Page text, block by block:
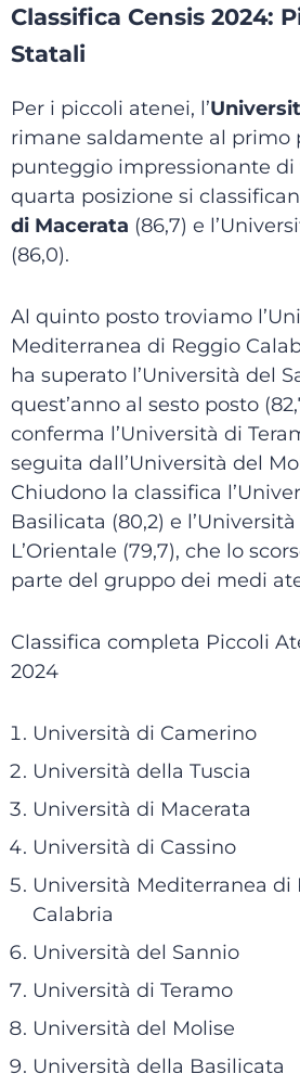
Classifica Censis 2024:
Statali
Per i piccoli atenei, l’
rimane saldamente al primo
punteggio impressionante di
quarta posizione si
di Macerata (86,7) e
(86,0).
Al quinto posto troviamo
Mediterranea di Reggio
ha superato l’Università del
quest’anno al sesto posto
conferma l’Università di
seguita dall’Università del
Chiudono la classifica
Basilicata (80,2) e
L’Orientale (79,7), che lo
parte del gruppo dei medi
Classifica completa Piccoli
2024
Università di Camerino
Università della Tuscia
Università di Macerata
Università di Cassino
Università Mediterranea di
Calabria
Università del Sannio
Università di Teramo
Università del Molise
Università della Basilicata